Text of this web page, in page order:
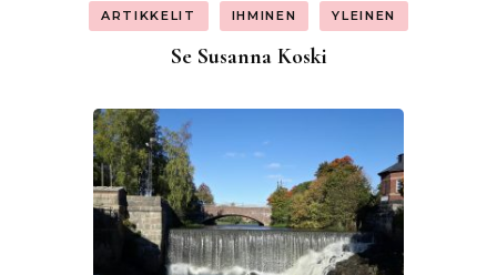
ARTIKKELIT IHMINEN YLEINEN
Se Susanna Koski